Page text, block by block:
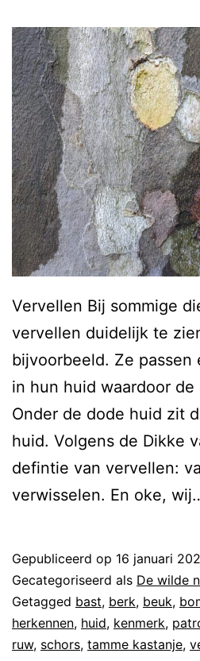
Vervellen Bij sommige
vervellen duidelijk te
bijvoorbeeld. Ze
in hun huid waardoor
Onder de dode huid zit
huid. Volgens de Dikke
defintie van vervellen:
verwisselen. En oke,
Gepubliceerd op 16 januari
Gecategoriseerd als De wilde
Getagged bast, berk, beuk,
herkennen, huid, kenmerk,
ruw, schors, tamme kastanje,